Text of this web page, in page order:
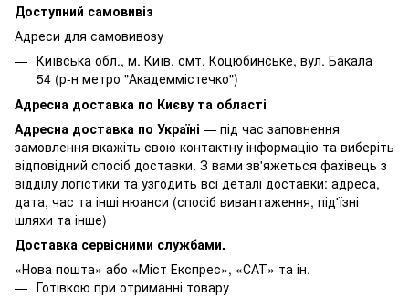
Доступний самовивіз
Адреси для самовивозу
Київська обл., м. Київ, смт. Коцюбинське, вул. Бакала
54 (р-н метро "Академмістечко")
Адресна доставка по Києву та області
Адресна доставка по Україні — під час заповнення
замовлення вкажіть свою контактну інформацію та виберіть
відповідний спосіб доставки. З вами зв'яжеться фахівець з
відділу логістики та узгодить всі деталі доставки: адреса,
дата, час та інші нюанси (спосіб вивантаження, під'їзні
шляхи та інше)
Доставка сервісними службами.
«Нова пошта» або «Міст Експрес», «САТ» та ін.
Готівкою при отриманні товару